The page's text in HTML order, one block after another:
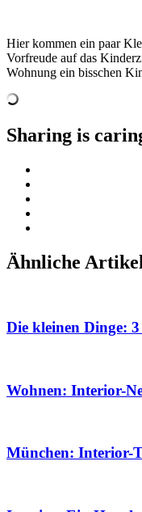
Hier kommen ein paar
Vorfreude auf das
Wohnung ein bisschen
Sharing is
Ähnliche Artikel
Die kleinen Dinge:
Wohnen: Interior-
München: Interior-